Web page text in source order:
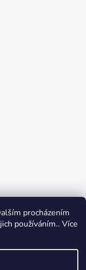
procházením
používáním.. Více